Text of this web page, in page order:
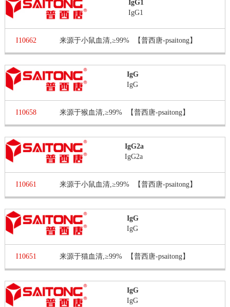
IgG1
IgG1
I10662 来源于小鼠血清,≥99% 【普西唐-psaitong】
IgG
IgG
I10658 来源于猴血清,≥99% 【普西唐-psaitong】
IgG2a
IgG2a
I10661 来源于小鼠血清,≥99% 【普西唐-psaitong】
IgG
IgG
I10651 来源于猫血清,≥99% 【普西唐-psaitong】
IgG
IgG